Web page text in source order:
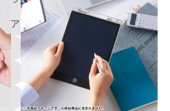
アトレード
多機能